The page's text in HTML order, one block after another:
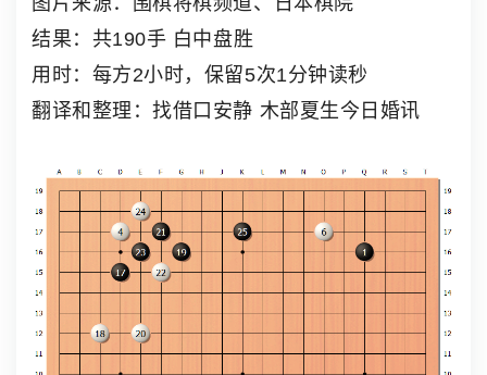
结果：共190手 白中盘胜
用时：每方2小时，保留5次1分钟读秒
翻译和整理：找借口安静 木部夏生今日婚讯